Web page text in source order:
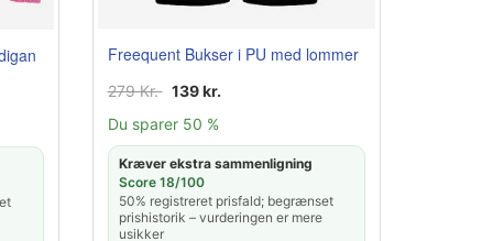
Freequent Bukser i PU med lommer
279 Kr. 139 kr.
Du sparer 50 %
Kræver ekstra sammenligning
Score 18/100
50% registreret prisfald; begrænset
prishistorik – vurderingen er mere
usikker